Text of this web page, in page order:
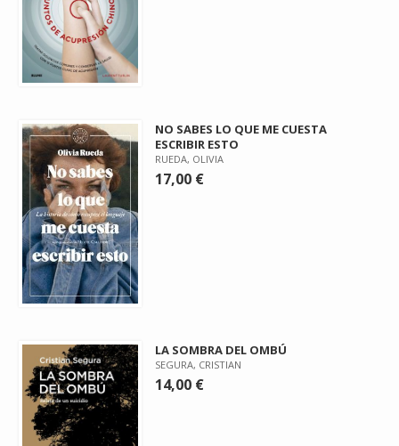
NO SABES LO QUE ME CUESTA
ESCRIBIR ESTO
RUEDA, OLIVIA
17,00 €
LA SOMBRA DEL OMBÚ
SEGURA, CRISTIAN
14,00 €